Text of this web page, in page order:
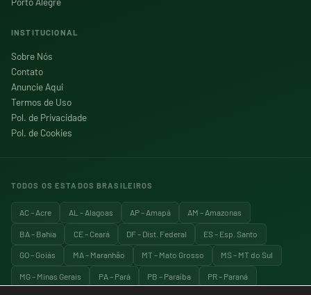
INSTITUCIONAL
Sobre Nós
Contato
Anuncie Aqui
Termos de Uso
Pol. de Privacidade
Pol. de Cookies
TODOS OS ESTADOS BRASILEIROS
AC – Acre AL – Alagoas AP – Amapá AM – Amazonas
BA – Bahia CE – Ceará DF – Dist. Federal ES – Esp. Santo
GO – Goiás MA – Maranhão MT – Mato Grosso MS – MT do Sul
MG – Minas Gerais PA – Pará PB – Paraíba PR – Paraná